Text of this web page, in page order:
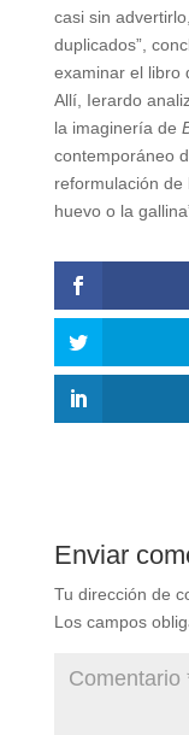
casi sin
duplicados”,
examinar el libro
Allí, Ierardo
la imaginería de
contemporáneo
reformulación de
huevo o la
Enviar
Tu dirección de
Los campos